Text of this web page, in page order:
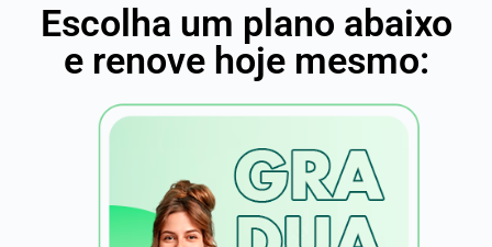
Escolha um plano abaixo
e renove hoje mesmo: